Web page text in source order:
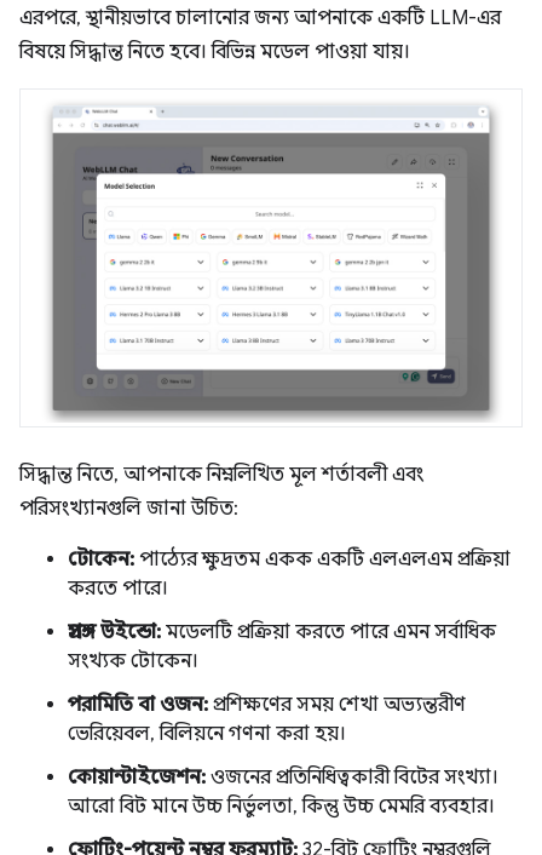
এরপরে, স্থানীয়ভাবে চালানোর জন্য আপনাকে একটি LLM-এর
বিষয়ে সিদ্ধান্ত নিতে হবে। বিভিন্ন মডেল পাওয়া যায়।
সিদ্ধান্ত নিতে, আপনাকে নিম্নলিখিত মূল শর্তাবলী এবং
পরিসংখ্যানগুলি জানা উচিত:
টোকেন: পাঠ্যের ক্ষুদ্রতম একক একটি এলএলএম প্রক্রিয়া
করতে পারে।
প্রসঙ্গ উইন্ডো: মডেলটি প্রক্রিয়া করতে পারে এমন সর্বাধিক
সংখ্যক টোকেন।
পরামিতি বা ওজন: প্রশিক্ষণের সময় শেখা অভ্যন্তরীণ
ভেরিয়েবল, বিলিয়নে গণনা করা হয়।
কোয়ান্টাইজেশন: ওজনের প্রতিনিধিত্বকারী বিটের সংখ্যা।
আরো বিট মানে উচ্চ নির্ভুলতা, কিন্তু উচ্চ মেমরি ব্যবহার।
ফ্লোটিং-পয়েন্ট নম্বর ফরম্যাট: 32-বিট ফ্লোটিং নম্বরগুলি